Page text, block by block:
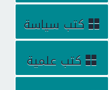
كتب سياسة
كتب علمية